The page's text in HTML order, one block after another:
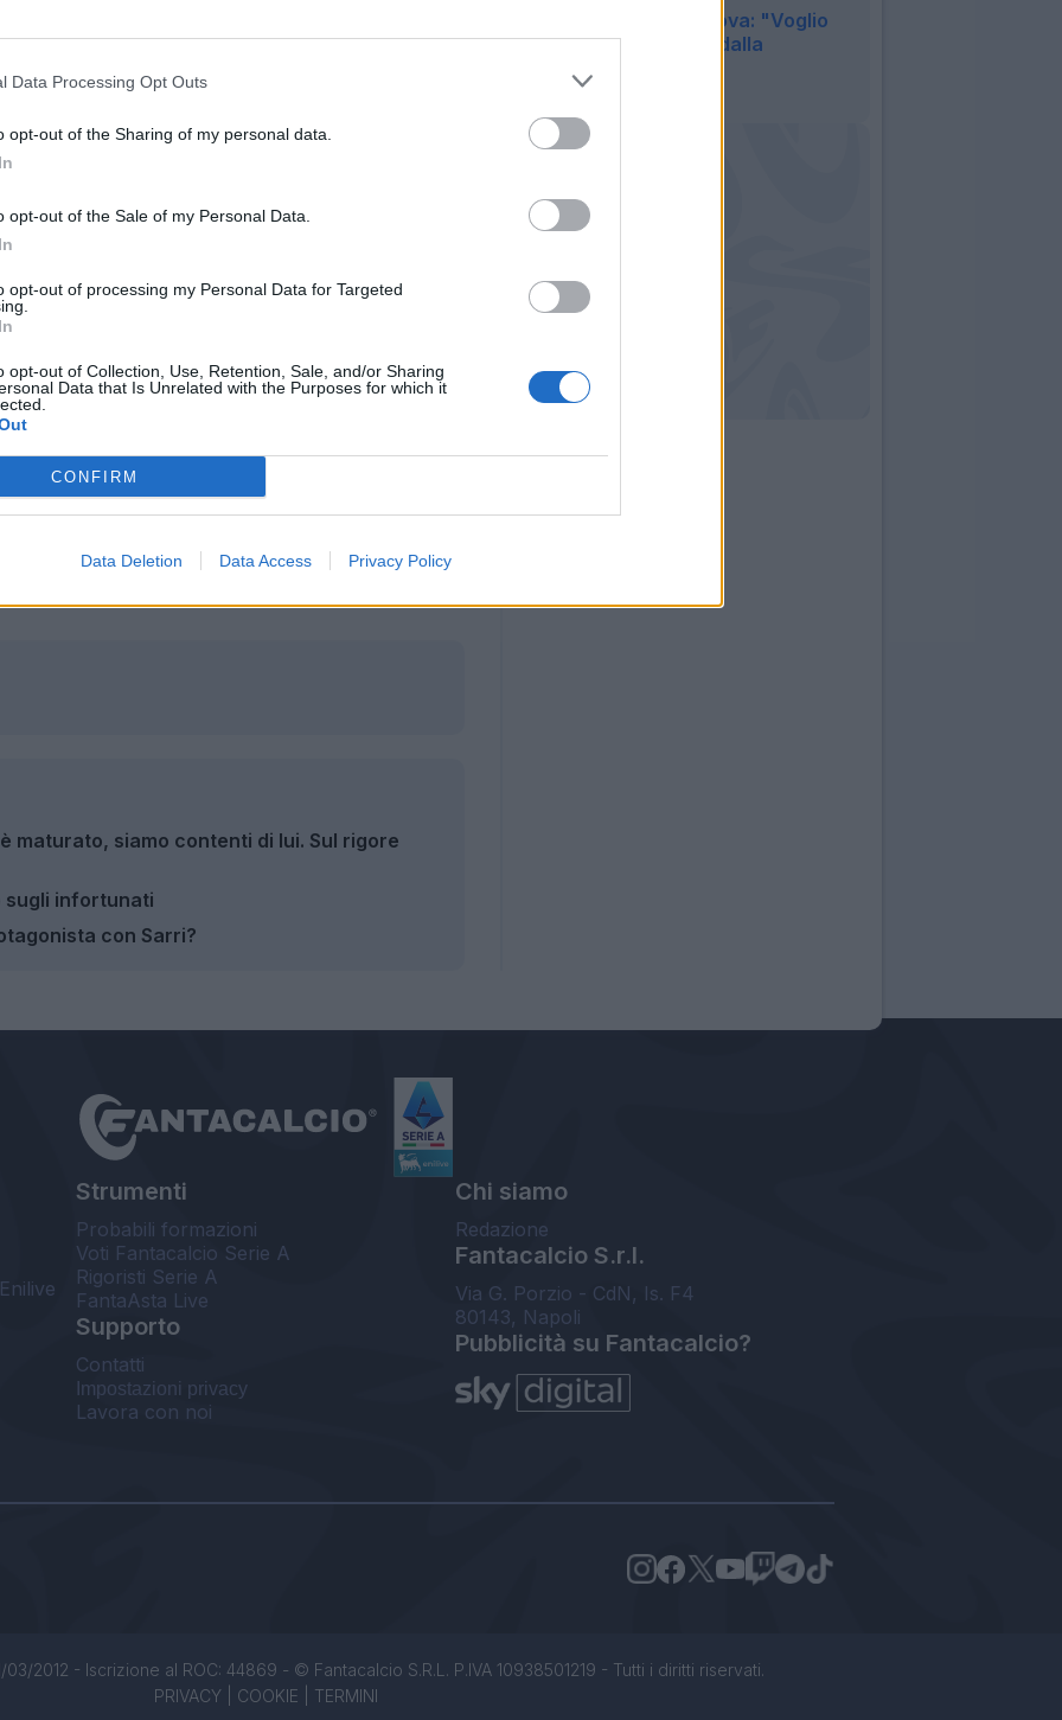
Data Processing Opt Outs
opt-out of the Sharing of my personal data.
opt-out of the Sale of my Personal Data.
opt-out of processing my Personal Data for Targeted
opt-out of Collection, Use, Retention, Sale, and/or Sharing
Data that Is Unrelated with the Purposes for which it
CONFIRM
Data Deletion Data Access Privacy Policy
un esito confortante:
per lui, sarà necessario qualche
vinta in casa del Burnley e, con
nel tet cotro l’Atromitos a Rieti in
c'è il debutto nella Serie A 25/26
agosto. Una buona notizia per il tecnico
a Romagnoli, Patric, Gigot e
maturato, siamo contenti di lui. Sul rigore
sugli infortunati
con Sarri?
Juventus, Zhegrova: "Voglio
restare, frenato dalla
10:25
Strumenti
Probabili formazioni
Voti Fantacalcio Serie A
Rigoristi Serie A
FantaAsta Live
Supporto
Contatti
Impostazioni privacy
Lavora con noi
Chi siamo
Redazione
Fantacalcio S.r.l.
Via G. Porzio - CdN, Is. F4
80143, Napoli
Pubblicità su Fantacalcio?
2012 - Iscrizione al ROC: 44869 - © Fantacalcio S.R.L. P.IVA 10938501219 - Tutti i diritti riservati.
PRIVACY| COOKIE TERMINI